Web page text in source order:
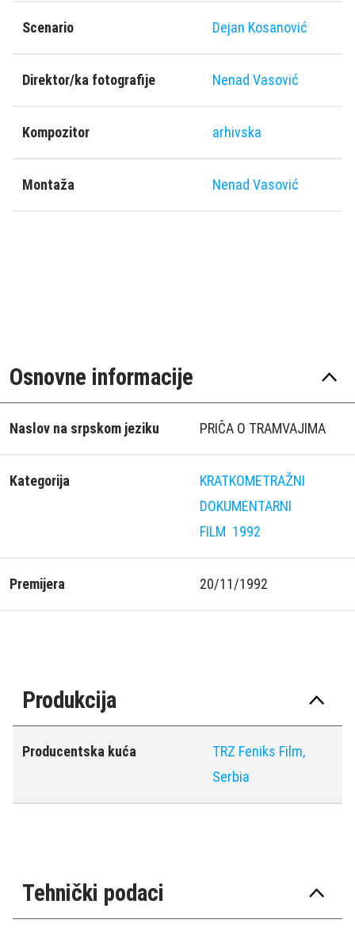
Scenario Dejan Kosanović
Direktor/ka fotografije Nenad Vasović
Kompozitor arhivska
Montaža Nenad Vasović
Osnovne informacije
Naslov na srpskom jeziku PRIČA O TRAMVAJIMA
Kategorija
KRATKOMETRAŽNI
DOKUMENTARNI
FILM 1992
Premijera 20/11/1992
Produkcija
Producentska kuća
TRZ Feniks Film,
Serbia
Tehnički podaci